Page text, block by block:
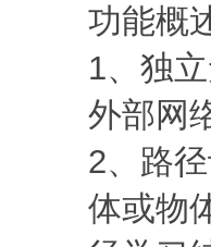
功能概
1、独
外部网
2、路
体或物